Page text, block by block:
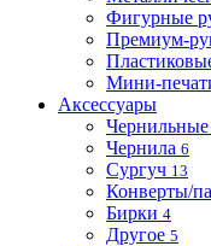
Фигурные
Премиум-
Мини-
Аксессуары
Чернила 6
Сургуч 13
Конверты/
Бирки 4
Другое 5